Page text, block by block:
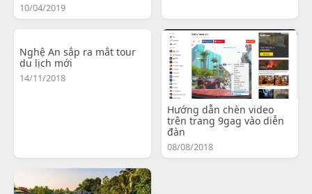
10/04/2019
Nghệ An sắp ra mắt tour
du lịch mới
14/11/2018
Hướng dẫn chèn video
trên trang 9gag vào diễn
đàn
08/08/2018